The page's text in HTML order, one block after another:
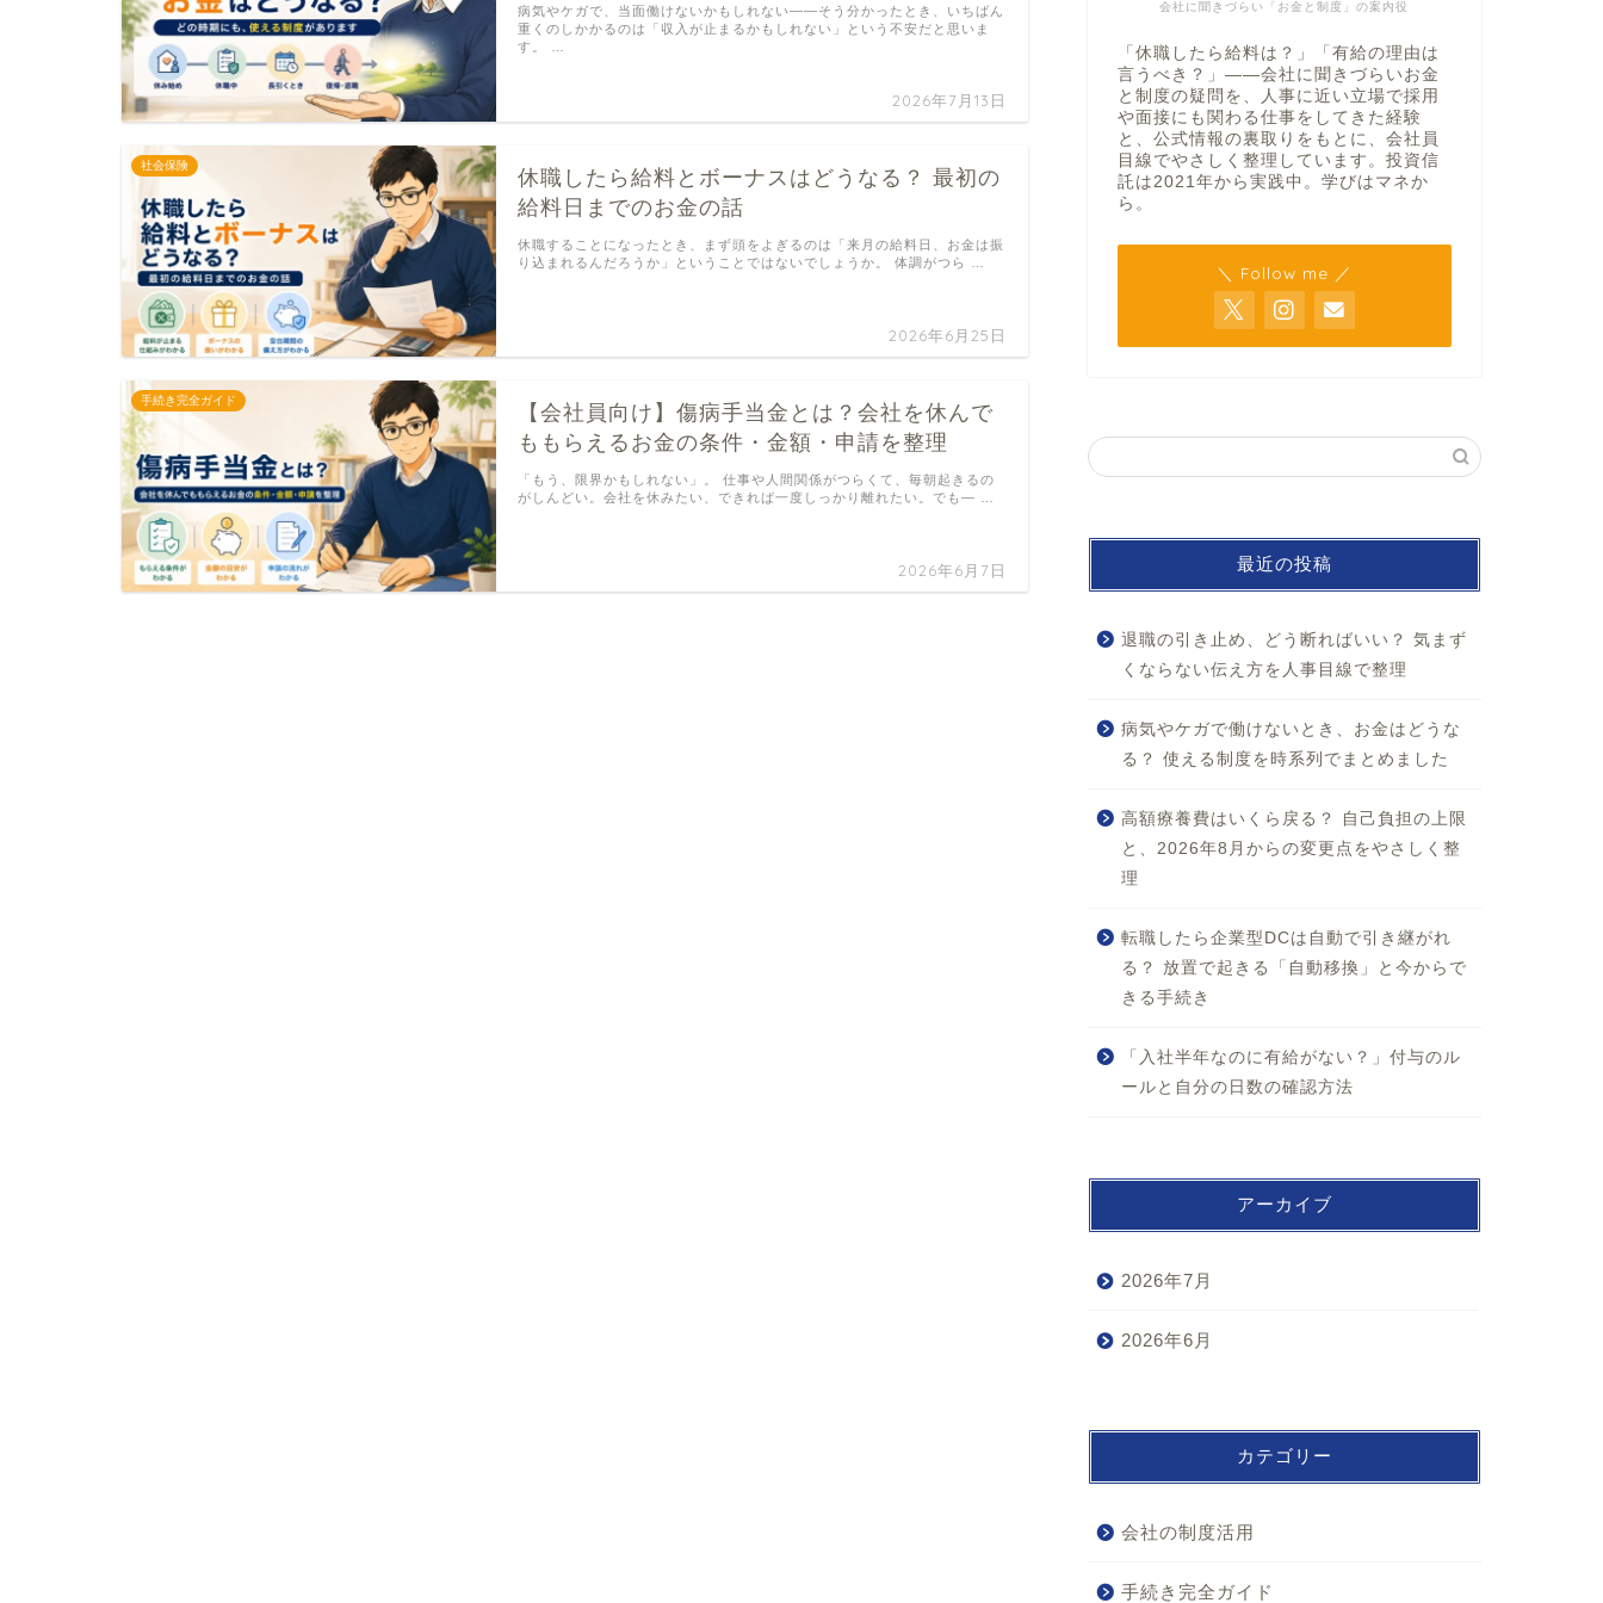
2026年7月13日
病気やケガで、当面働けないかもしれない——そう分かったとき、いちばん
重くのしかかるのは「収入が止まるかもしれない」という不安だと思いま
す。 …
社会保険
休職したら給料とボーナスはどうなる？ 最初の
給料日までのお金の話
2026年6月25日
休職することになったとき、まず頭をよぎるのは「来月の給料日、お金は振
り込まれるんだろうか」ということではないでしょうか。 体調がつら …
手続き完全ガイド
【会社員向け】傷病手当金とは？会社を休んで
ももらえるお金の条件・金額・申請を整理
2026年6月7日
「もう、限界かもしれない」。 仕事や人間関係がつらくて、毎朝起きるの
がしんどい。会社を休みたい、できれば一度しっかり離れたい。でも― …
会社に聞きづらい「お金と制度」の案内役
「休職したら給料は？」「有給の理由は
言うべき？」——会社に聞きづらいお金
と制度の疑問を、人事に近い立場で採用
や面接にも関わる仕事をしてきた経験
と、公式情報の裏取りをもとに、会社員
目線でやさしく整理しています。投資信
託は2021年から実践中。学びはマネか
ら。
＼ Follow me ／
最近の投稿
退職の引き止め、どう断ればいい？ 気まず
くならない伝え方を人事目線で整理
病気やケガで働けないとき、お金はどうな
る？ 使える制度を時系列でまとめました
高額療養費はいくら戻る？ 自己負担の上限
と、2026年8月からの変更点をやさしく整
理
転職したら企業型DCは自動で引き継がれ
る？ 放置で起きる「自動移換」と今からで
きる手続き
「入社半年なのに有給がない？」付与のル
ールと自分の日数の確認方法
アーカイブ
2026年7月
2026年6月
カテゴリー
会社の制度活用
手続き完全ガイド